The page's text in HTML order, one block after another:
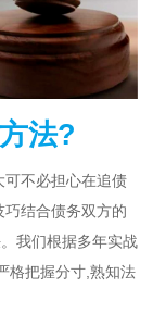
法?
不必担心在追债
结合债务双方的
我们根据多年实战
格把握分寸,熟知法